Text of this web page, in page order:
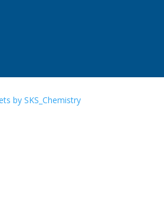
by SKS_Chemistry